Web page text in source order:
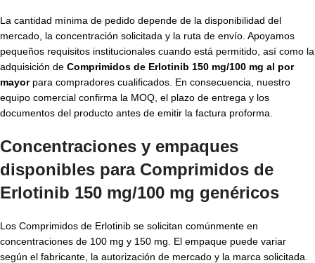
La cantidad mínima de pedido depende de la disponibilidad del
mercado, la concentración solicitada y la ruta de envío. Apoyamos
pequeños requisitos institucionales cuando está permitido, así como la
adquisición de Comprimidos de Erlotinib 150 mg/100 mg al por
mayorpara compradores cualificados. En consecuencia, nuestro
equipo comercial confirma la MOQ, el plazo de entrega y los
documentos del producto antes de emitir la factura proforma.
Concentraciones y empaques
disponibles para Comprimidos de
Erlotinib 150 mg/100 mg genéricos
Los Comprimidos de Erlotinib se solicitan comúnmente en
concentraciones de 100 mg y 150 mg. El empaque puede variar
según el fabricante, la autorización de mercado y la marca solicitada.